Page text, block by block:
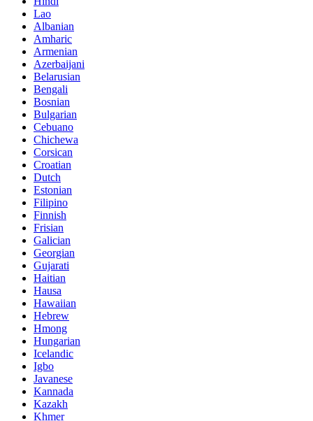
Lao
Albanian
Amharic
Armenian
Azerbaijani
Belarusian
Bengali
Bosnian
Bulgarian
Cebuano
Chichewa
Corsican
Croatian
Dutch
Estonian
Filipino
Finnish
Frisian
Galician
Georgian
Gujarati
Haitian
Hausa
Hawaiian
Hebrew
Hmong
Hungarian
Icelandic
Igbo
Javanese
Kannada
Kazakh
Khmer